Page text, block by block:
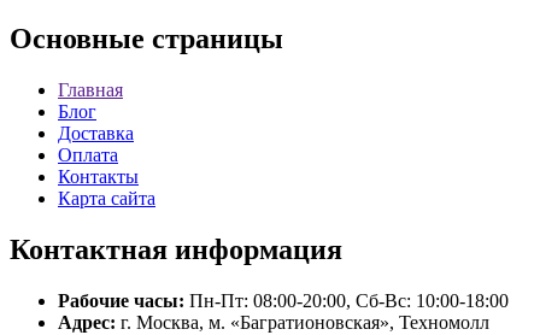
Основные страницы
Главная
Блог
Доставка
Оплата
Контакты
Карта сайта
Контактная информация
Рабочие часы: Пн-Пт: 08:00-20:00, Сб-Вс: 10:00-18:00
Адрес: г. Москва, м. «Багратионовская», Техномолл